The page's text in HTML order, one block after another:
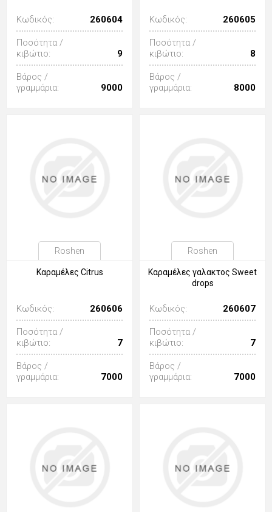
Κωδικός: 260604
Ποσότητα /
κιβώτιο:
9
Βάρος /
γραμμάρια:
9000
Κωδικός: 260605
Ποσότητα /
κιβώτιο:
8
Βάρος /
γραμμάρια:
8000
Roshen
Καραμέλες Citrus
Κωδικός: 260606
Ποσότητα /
κιβώτιο:
7
Βάρος /
γραμμάρια:
7000
Roshen
Καραμέλες γαλακτος Sweet
drops
Κωδικός: 260607
Ποσότητα /
κιβώτιο:
7
Βάρος /
γραμμάρια:
7000